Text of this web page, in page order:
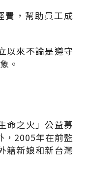
費，幫助員工成
以來不論是遵守
。
命之火」公益募
，2005年在前監
籍新娘和新台灣